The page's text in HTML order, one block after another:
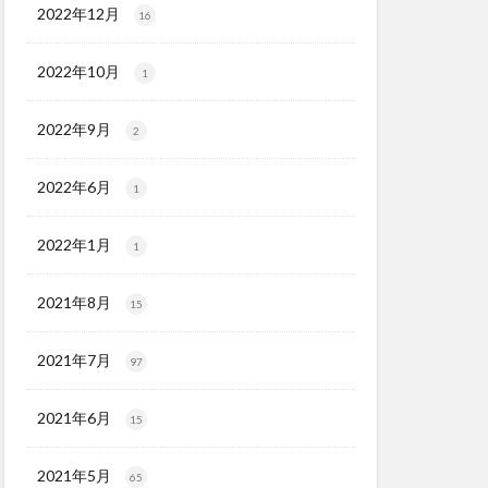
2022年12月 16
2022年10月 1
2022年9月 2
2022年6月 1
2022年1月 1
2021年8月 15
2021年7月 97
2021年6月 15
2021年5月 65